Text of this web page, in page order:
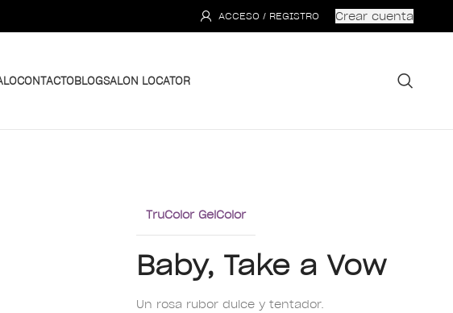
ACCESO / REGISTRO Crear cuenta
CONTACTOBLOGSALON LOCATOR
TruColor GelColor
Baby, Take a Vow
Un rosa rubor dulce y tentador.